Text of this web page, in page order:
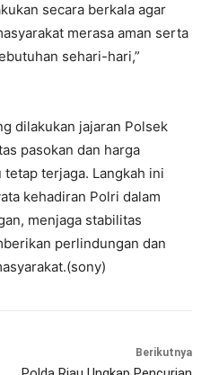
secara berkala agar
merasa aman serta
sehari-hari,”
dilakukan jajaran Polsek
pasokan dan harga
terjaga. Langkah ini
kehadiran Polri dalam
menjaga stabilitas
perlindungan dan
Berikutnya